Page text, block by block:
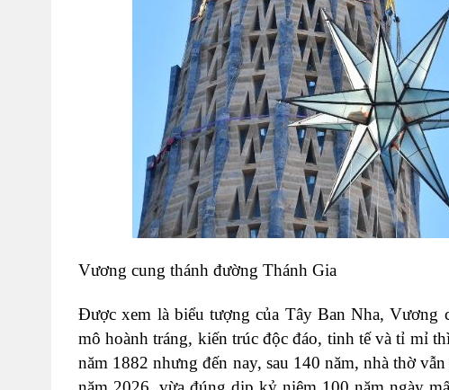
Vương cung thánh đường Thánh Gia
Được xem là biểu tượng của Tây Ban Nha, Vương
mô hoành tráng, kiến trúc độc đáo, tinh tế và tỉ mỉ
năm 1882 nhưng đến nay, sau 140 năm, nhà thờ